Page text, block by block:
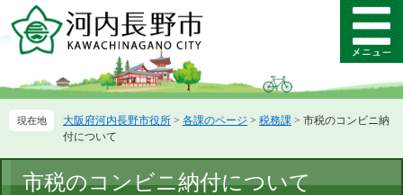
ー
先
ニ
を
て
メ
ニ
ー
大阪府河内長野市役所 > 各課のページ > 税務課 > 市税のコンビニ納
付について
文
市税のコンビニ納付について